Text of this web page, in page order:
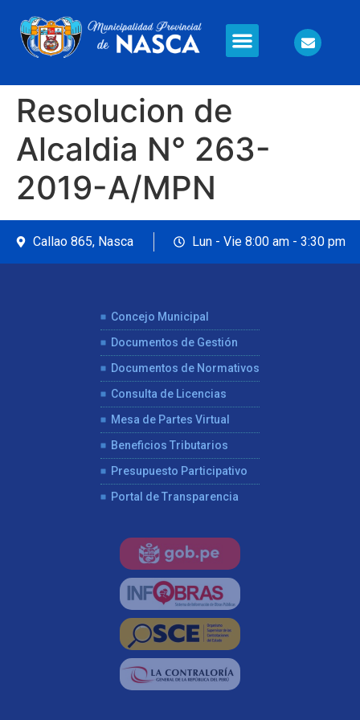
Resolucion de
Alcaldia N° 263-
2019-A/MPN
Callao 865, Nasca Lun - Vie 8:00 am - 3:30 pm
Concejo Municipal
Documentos de Gestión
Documentos de Normativos
Consulta de Licencias
Mesa de Partes Virtual
Beneficios Tributarios
Presupuesto Participativo
Portal de Transparencia